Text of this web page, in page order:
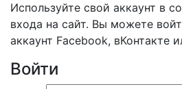
Используйте свой аккаунт в
входа на сайт. Вы можете
аккаунт Facebook, вКонтакте
Войти